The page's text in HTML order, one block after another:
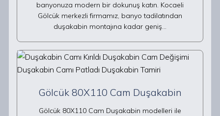
banyonuza modern bir dokunuş katın. Kocaeli
Gölcük merkezli firmamız, banyo tadilatından
duşakabin montajına kadar geniş…
Gölcük 80X110 Cam Duşakabin
Gölcük 80X110 Cam Duşakabin modelleri ile